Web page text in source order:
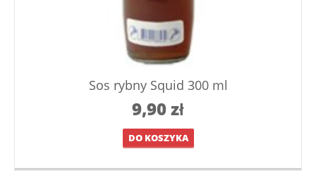
Sos rybny Squid 300 ml
9,90zł
DO KOSZYKA